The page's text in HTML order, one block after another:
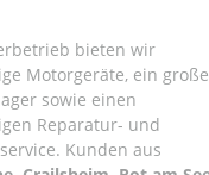
bieten wir
Motorgeräte, ein
sowie einen
Reparatur- und
Kunden aus